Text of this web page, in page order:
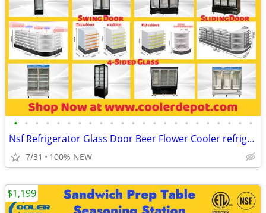
• • • • • • • • • • • • • • • • • • • • • • •
Nsf Refrigerator Glass Door Beer Flower Cooler refrigerators RESTAURAN
7/31 100% NEW
$1,199